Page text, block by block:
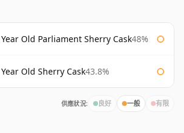
Old Parliament Sherry Cask48%
Old Sherry Cask43.8%
供應狀況: 良好 一般 有限